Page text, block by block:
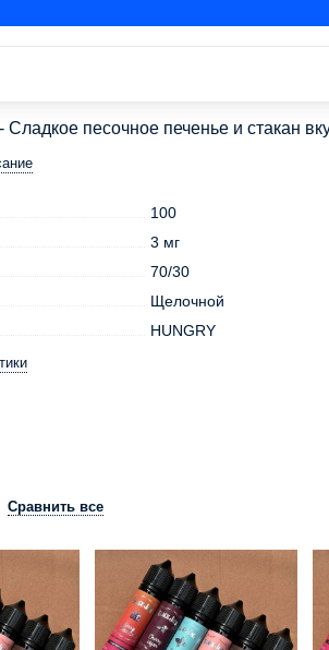
Сладкое песочное печенье и стакан
100
3 мг
70/30
Щелочной
HUNGRY
Сравнить все